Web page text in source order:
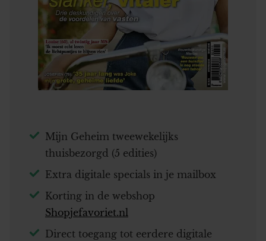
Mijn Geheim tweewekelijks
thuisbezorgd (5 edities)
Extra digitale specials in je mailbox
Korting in de webshop
Shopjefavoriet.nl
Direct toegang tot eerdere digitale